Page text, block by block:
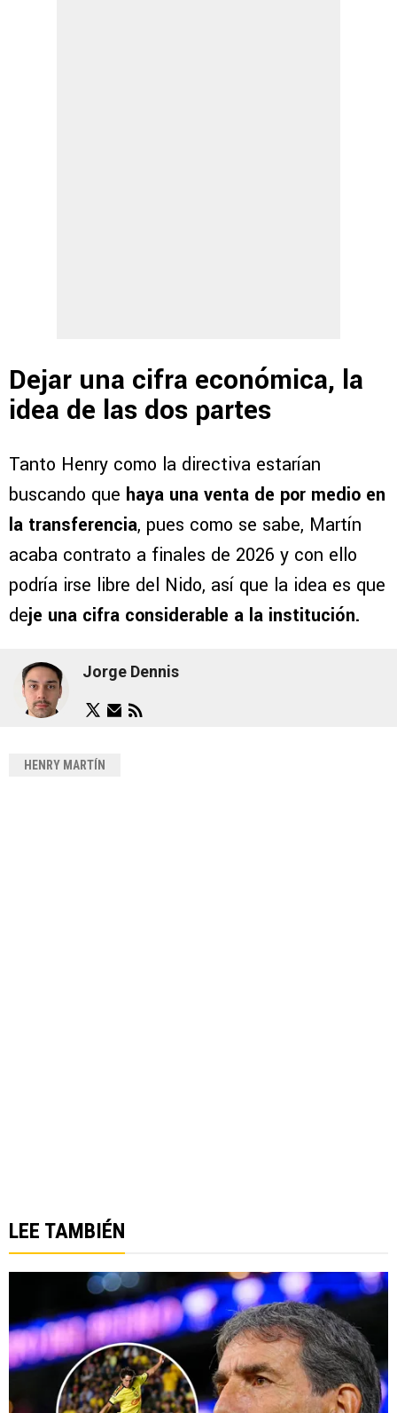
Dejar una cifra económica, la
idea de las dos partes
Tanto Henry como la directiva estarían
buscando que haya una venta de por medio en
la transferencia, pues como se sabe, Martín
acaba contrato a finales de 2026 y con ello
podría irse libre del Nido, así que la idea es que
deje una cifra considerable a la institución.
Jorge Dennis
HENRY MARTÍN